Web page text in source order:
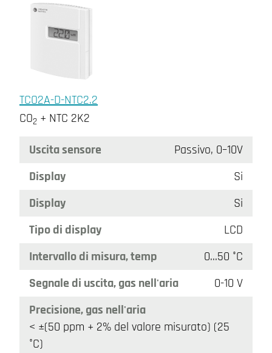
TCO2A-D-NTC2.2
CO2 + NTC 2K2
Uscita sensore
Passivo, 0–10V
Display
Si
Display
Si
Tipo di display
LCD
Intervallo di misura, temp
0…50 °C
Segnale di uscita, gas nell'aria
0-10 V
Precisione, gas nell'aria
< ±(50 ppm + 2% del valore misurato) (25
°C)